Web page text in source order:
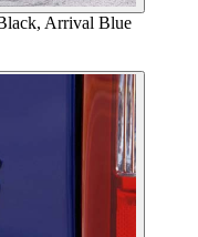
Arrival Blue